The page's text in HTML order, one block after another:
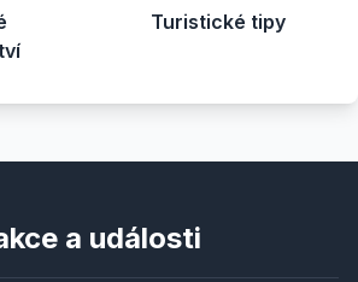
Turistické tipy
a události